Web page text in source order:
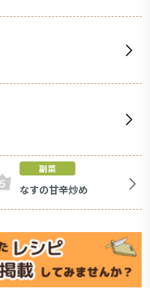
副菜
なすの甘辛炒め